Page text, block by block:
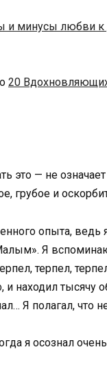
и минусы любви к
20
это — не
грубое и
опыта, ведь
Я
терпел,
находил тысячу
Я полагал, что
я осознал